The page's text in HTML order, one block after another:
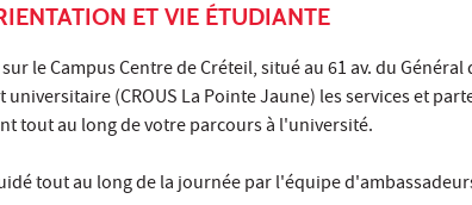
ET VIE ÉTUDIANTE
sur le Campus Centre de Créteil, situé au 61 av. du
(CROUS La Pointe Jaune) les services et
tout au long de votre parcours à l'université.
tout au long de la journée par l'équipe